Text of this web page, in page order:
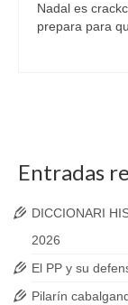
Nadal es
prepara para
Entradas
DICCIONARI
2026
El PP y su
Pilarín